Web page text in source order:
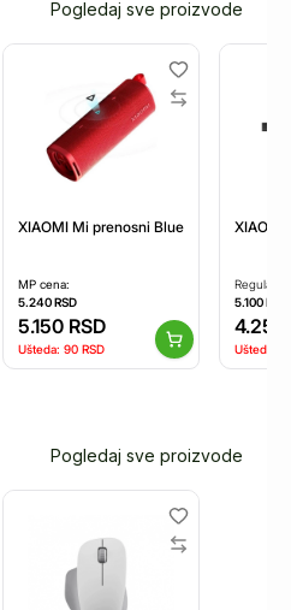
Pogledaj sve proizvode
30W zlatni (QBH4370GL)
XIAOMI Mi prenosni Bluetooth zvučnik
MP cena:
5.240RSD
5.150 RSD
Ušteda: 90 RSD
XIAOMI
5.100RSD
4.250
Ušteda:
Pogledaj sve proizvode